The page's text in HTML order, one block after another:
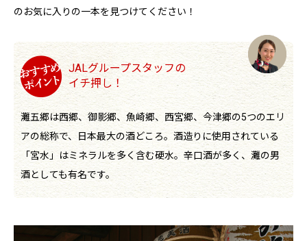
のお気に入りの一本を見つけてください！
JALグループスタッフの
イチ押し！
灘五郷は西郷、御影郷、魚崎郷、西宮郷、今津郷の5つのエリ
アの総称で、日本最大の酒どころ。酒造りに使用されている
「宮水」はミネラルを多く含む硬水。辛口酒が多く、灘の男
酒としても有名です。